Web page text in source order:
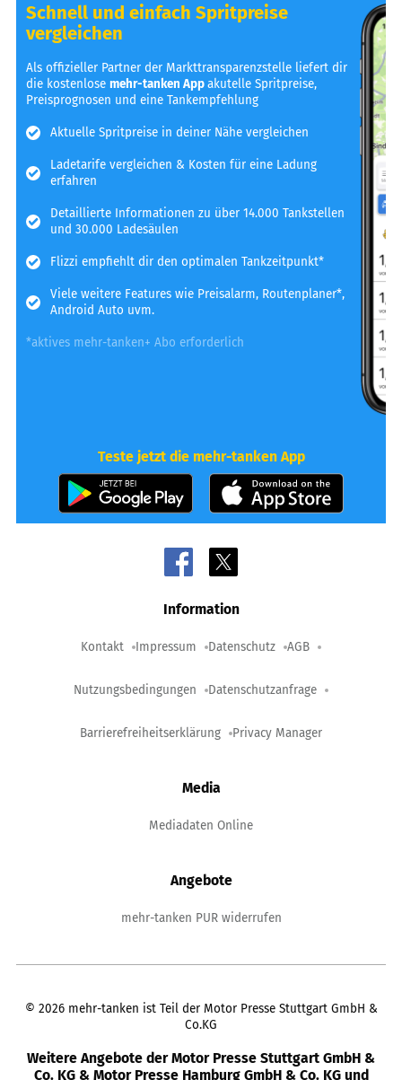
Schnell und einfach Spritpreise
vergleichen
Als offizieller Partner der Markttransparenzstelle liefert dir
die kostenlosemehr-tanken Appakutelle Spritpreise,
Preisprognosen und eine Tankempfehlung
Aktuelle Spritpreise in deiner Nähe vergleichen
Ladetarife vergleichen & Kosten für eine Ladung
erfahren
Detaillierte Informationen zu über 14.000 Tankstellen
und 30.000 Ladesäulen
Flizzi empfiehlt dir den optimalen Tankzeitpunkt*
Viele weitere Features wie Preisalarm, Routenplaner*,
Android Auto uvm.
*aktives mehr-tanken+ Abo erforderlich
Teste jetzt die mehr-tanken App
Information
Kontakt Impressum Datenschutz AGB
Nutzungsbedingungen Datenschutzanfrage
Barrierefreiheitserklärung Privacy Manager
Media
Mediadaten Online
Angebote
mehr-tanken PUR widerrufen
© 2026 mehr-tanken ist Teil der Motor Presse Stuttgart GmbH &
Co.KG
Weitere Angebote der Motor Presse Stuttgart GmbH &
Co. KG & Motor Presse Hamburg GmbH & Co. KG und